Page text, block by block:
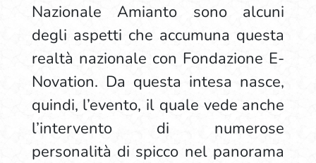
Nazionale Amianto sono alcuni
degli aspetti che accumuna questa
realtà nazionale con Fondazione E-
Novation. Da questa intesa nasce,
quindi, l’evento, il quale vede anche
l’intervento di numerose
personalità di spicco nel panorama